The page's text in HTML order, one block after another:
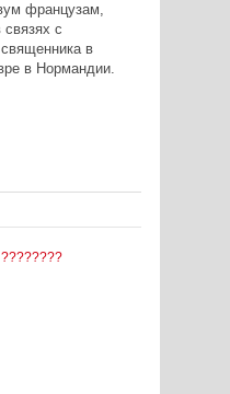
французам,
с
в
в Нормандии.
????????